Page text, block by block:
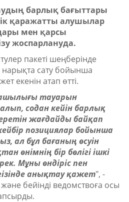
барлық бағыттары
қаражатты алушылар
мен қарсы
жоспарлануда.
пакеті шеңберінде
нарықта сату бойынша
екенін атап өтті.
тауарын
содан кейін барлық
жағдайды байқап
позициялар бойынша
ал бұл бағаның өсуін
өнімнің бір бөлігі ішкі
Мұны өндіріс пен
анықтау қажет", -
бейінді ведомствоға осы